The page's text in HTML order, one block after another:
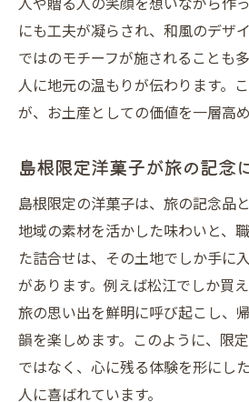
にも工夫が凝らされ、和風のデザ
ではのモチーフが施されることも
人に地元の温もりが伝わります。
が、お土産としての価値を一層高め
島根限定洋菓子が旅の記念
島根限定の洋菓子は、旅の記念品
地域の素材を活かした味わいと、
た詰合せは、その土地でしか手に
があります。例えば松江でしか買
旅の思い出を鮮明に呼び起こし、
韻を楽しめます。このように、限
ではなく、心に残る体験を形にし
人に喜ばれています。